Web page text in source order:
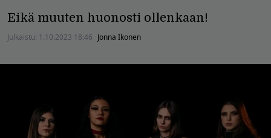
Eikä muuten huonosti ollenkaan!
Julkaistu: 1.10.2023 18:46 Jonna Ikonen